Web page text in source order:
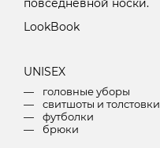
повседневной носки.
LookBook
UNISEX
головные уборы
свитшоты и толстовки
футболки
брюки